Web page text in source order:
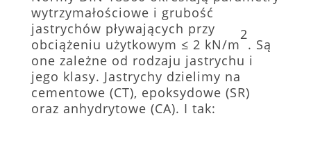
wytrzymałościowe i grubość
jastrychów pływających przy
obciążeniu użytkowym ≤ 2 kN/m
2
. Są
one zależne od rodzaju jastrychu i
jego klasy. Jastrychy dzielimy na
cementowe (CT), epoksydowe (SR)
oraz anhydrytowe (CA). I tak: